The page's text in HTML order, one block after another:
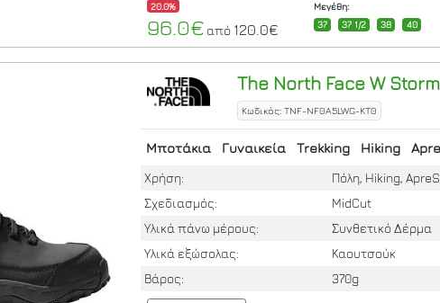
20.0%
96.0€ από 120.0€
Μεγέθη:
37
37 1/2 38 40
The North FaceW
Κωδικός: TNF-NF0A5LWG-KT0
Μποτάκια Γυναικεία Trekking Hiking
Χρήση:
Πόλη, Hiking,
Σχεδιασμός:
MidCut
Υλικά πάνω μέρους:
Συνθετικό Δέρμα
Υλικά εξώσολας:
Καουτσούκ
Βάρος:
370g